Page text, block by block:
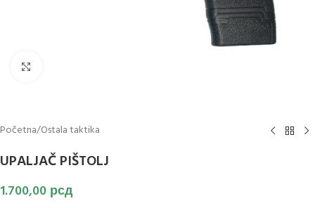
Početna/Ostala taktika
UPALJAČ PIŠTOLJ
1.700,00 рсд